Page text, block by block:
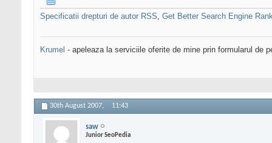
Specificatii drepturi de autor RSS, Get Better Search Engine
Krumel - apeleaza la serviciile oferite de mine prin formularul de
30th August 2007, 11:43
saw
Junior SeoPedia